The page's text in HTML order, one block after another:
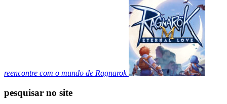
reencontre com o mundo de Ragnarok
pesquisar no site